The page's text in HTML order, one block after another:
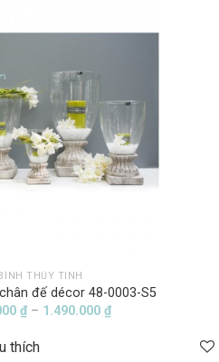
THỦY TINH
đế décor 48-0003-S5
₫ – 1.490.000₫Khoảng
thích